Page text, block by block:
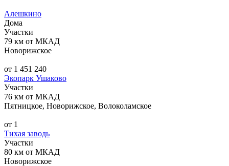
Алешкино
Дома
Участки
79 км от МКАД
Новорижское
от 1 451 240
Экопарк Ушаково
Участки
76 км от МКАД
Пятницкое, Новорижское, Волоколамское
от 1
Тихая заводь
Участки
80 км от МКАД
Новорижское